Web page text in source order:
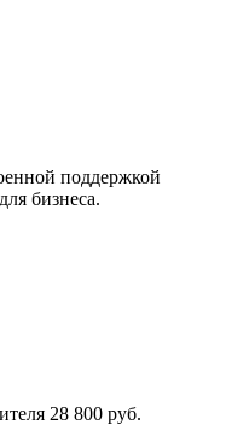
поддержкой
бизнеса.
28 800 руб.